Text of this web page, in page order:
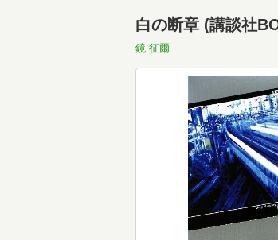
白の断章 (講談社
鏡 征爾